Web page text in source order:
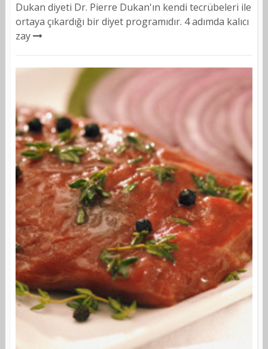
Dukan diyeti Dr. Pierre Dukan'ın kendi tecrübeleri ile
ortaya çıkardığı bir diyet programıdır. 4 adımda kalıcı
zay